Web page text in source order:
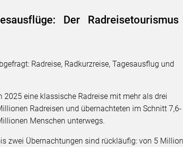
Der
Radreise, Radkurzreise, Tagesausflug und
eine klassische Radreise mit mehr als drei
Radreisen und übernachteten im Schnitt 7,6-
Menschen unterwegs.
zwei Übernachtungen sind rückläufig: von 5